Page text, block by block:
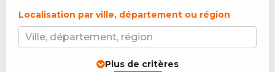
Localisation par ville, département ou région
Ville, département, région
Plus de critères